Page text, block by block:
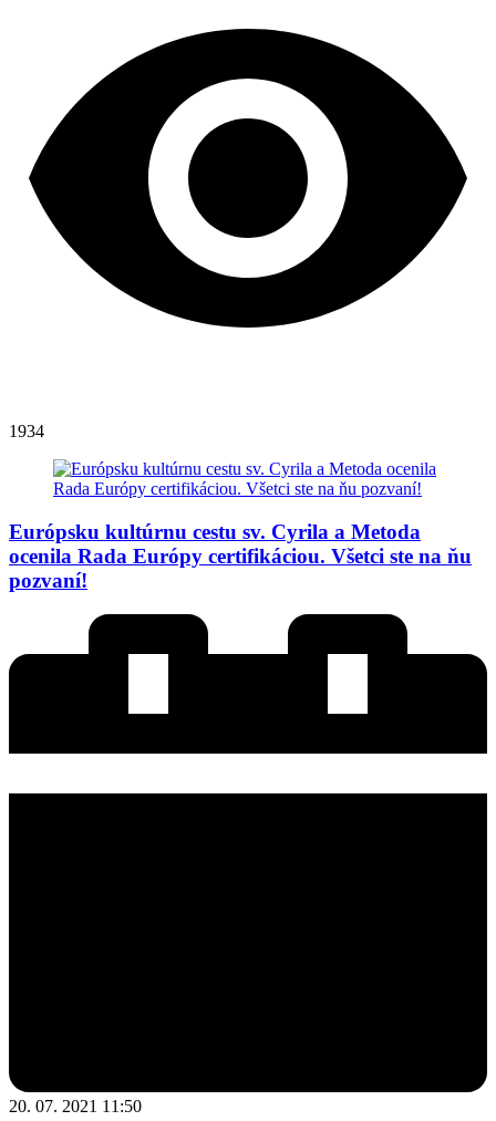
1934
Európsku kultúrnu cestu sv. Cyrila a Metoda
ocenila Rada Európy certifikáciou. Všetci ste na ňu
pozvaní!
20. 07. 2021 11:50